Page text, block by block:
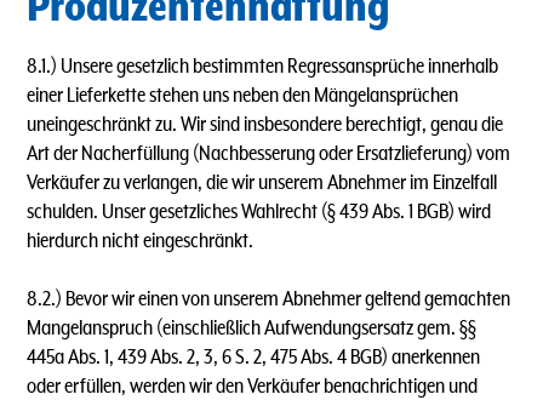
8.1.) Unsere gesetzlich bestimmten Regressansprüche innerhalb
einer Lieferkette stehen uns neben den Mängelansprüchen
uneingeschränkt zu. Wir sind insbesondere berechtigt, genau die
Art der Nacherfüllung (Nachbesserung oder Ersatzlieferung) vom
Verkäufer zu verlangen, die wir unserem Abnehmer im Einzelfall
schulden. Unser gesetzliches Wahlrecht (§ 439 Abs. 1 BGB) wird
hierdurch nicht eingeschränkt.
8.2.) Bevor wir einen von unserem Abnehmer geltend gemachten
Mangelanspruch (einschließlich Aufwendungsersatz gem. §§
445a Abs. 1, 439 Abs. 2, 3, 6 S. 2, 475 Abs. 4 BGB) anerkennen
oder erfüllen, werden wir den Verkäufer benachrichtigen und